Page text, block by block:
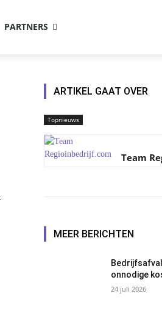
PARTNERS
ARTIKEL GAAT OVER
Topnieuws
Team
MEER BERICHTEN
onnodige
24 juli 2026